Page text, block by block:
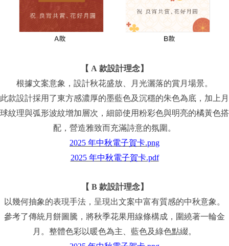
【 A 款設計理念】
根據文案意象，設計秋花盛放、月光灑落的賞月場景。
此款設計採用了東方感濃厚的墨藍色及沉穩的朱色為底，加上月
球紋理與弧形波紋增加層次，細節使用粉彩色與明亮的橘黃色搭
配，營造雅致而充滿詩意的氛圍。
2025 年中秋電子賀卡.png
2025 年中秋電子賀卡.pdf
【 B 款設計理念】
以幾何抽象的表現手法，呈現出文案中富有質感的中秋意象。
參考了傳統月餅圖騰，將秋季花果用線條構成，圍繞著一輪金
月。整體色彩以暖色為主、藍色及綠色點綴。